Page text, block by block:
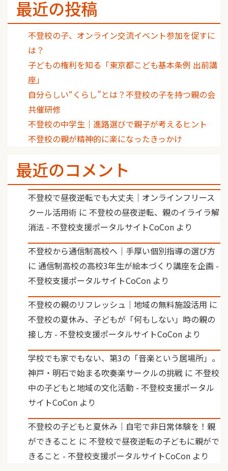
最近の投稿
不登校の子、オンライン交流イベント参加を促すに
は？
子どもの権利を知る「東京都こども基本条例 出前講
座」
自分らしい“くらし”とは？不登校の子を持つ親の会
共催研修
不登校の中学生｜進路選びで親子が考えるヒント
不登校の親が精神的に楽になったきっかけ
最近のコメント
不登校で昼夜逆転でも大丈夫｜オンラインフリース
クール活用術 に 不登校の昼夜逆転、親のイライラ解
消法 - 不登校支援ポータルサイトCoCon より
不登校から通信制高校へ｜手厚い個別指導の選び方
に 通信制高校の高校3年生が絵本づくり講座を企画 -
不登校支援ポータルサイトCoCon より
不登校の親のリフレッシュ｜地域の無料施設活用 に
不登校の夏休み、子どもが「何もしない」時の親の
接し方 - 不登校支援ポータルサイトCoCon より
学校でも家でもない、第3の「音楽という居場所」。
神戸・明石で始まる吹奏楽サークルの挑戦 に 不登校
中の子どもと地域の文化活動 - 不登校支援ポータル
サイトCoCon より
不登校の子どもと夏休み｜自宅で非日常体験を！親
ができること に 不登校で昼夜逆転の子どもに親がで
きること - 不登校支援ポータルサイトCoCon より